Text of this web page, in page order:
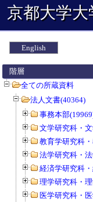
京都大学
English
階層
全ての所蔵資料
法人文書(40364)
事務本部
文学研究科・
教育学研究科
法学研究科・
経済学研究科
理学研究科・
医学研究科・